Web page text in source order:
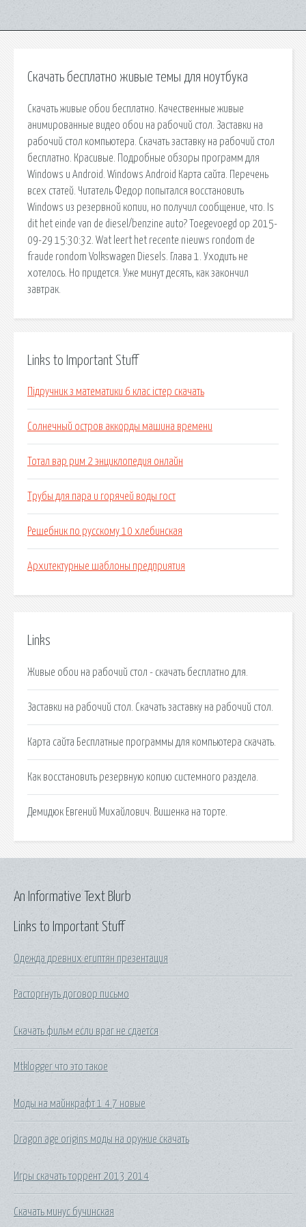
Скачать бесплатно живые темы для ноутбука
Скачать живые обои бесплатно. Качественные живые
анимированные видео обои на рабочий стол. Заставки на
рабочий стол компьютера. Скачать заставку на рабочий стол
бесплатно. Красивые. Подробные обзоры программ для
Windows и Android. Windows Android Карта сайта. Перечень
всех статей. Читатель Федор попытался восстановить
Windows из резервной копии, но получил сообщение, что. Is
dit het einde van de diesel/benzine auto? Toegevoegd op 2015-
09-29 15:30:32. Wat leert het recente nieuws rondom de
fraude rondom Volkswagen Diesels. Глава 1. Уходить не
хотелось. Но придется. Уже минут десять, как закончил
завтрак.
Links to Important Stuff
Підручник з математики 6 клас істер скачать
Солнечный остров аккорды машина времени
Тотал вар рим 2 энциклопедия онлайн
Трубы для пара и горячей воды гост
Решебник по русскому 10 хлебинская
Архитектурные шаблоны предприятия
Links
Живые обои на рабочий стол - скачать бесплатно для.
Заставки на рабочий стол. Скачать заставку на рабочий стол.
Карта сайта Бесплатные программы для компьютера скачать.
Как восстановить резервную копию системного раздела.
Демидюк Евгений Михайлович. Вишенка на торте.
Links to Important Stuff
Одежда древних египтян презентация
Расторгнуть договор письмо
Скачать фильм если враг не сдается
Mtklogger что это такое
Моды на майнкрафт 1 4 7 новые
Dragon age origins моды на оружие скачать
Игры скачать торрент 2013 2014
Скачать минус бучинская
An Informative Text Blurb